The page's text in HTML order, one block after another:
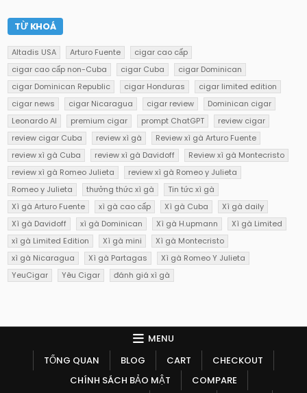
TỪ KHOÁ
Altadis USA Arturo Fuente
cigar cao cấp
cigar cao cấp non-Cuba
cigar Cuba
cigar Dominican
cigar Dominican Republic
cigar Honduras
cigar limited edition
cigar news
cigar Nicaragua cigar review
Dominican cigar
Leonardo AI
premium cigar prompt ChatGPT
review cigar
review cigar Cuba
review xì gà
Review xì gà Arturo Fuente
review xì gà Cuba
review xì gà Davidoff
Review xì gà Montecristo
review xì gà Romeo Julieta
review xì gà Romeo y Julieta
Romeo y Julieta
thưởng thức xì gà
Tin tức xì gà
Xì gà Arturo Fuente
xì gà cao cấp Xì gà Cuba
Xì gà daily
Xì gà Davidoff
xì gà Dominican Xì gà H.upmann
Xì gà Limited
xì gà Limited Edition
Xì gà mini
Xì gà Montecristo
xì gà Nicaragua
Xì gà Partagas
Xì gà Romeo Y Julieta
YeuCigar
Yêu Cigar đánh giá xì gà
MENU
TỔNG QUAN
BLOG CART
CHECKOUT
CHÍNH SÁCH BẢO MẬT
COMPARE